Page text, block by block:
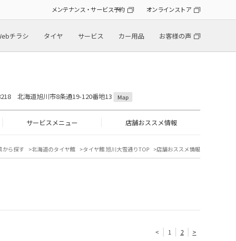
メンテナンス・サービス予約 オンラインストア
チラシ タイヤ サービス カー用品 お客様の声
北海道旭川市8条通19-120番地13 Map
サービスメニュー 店舗おススメ情報
から探す 北海道のタイヤ館 タイヤ館 旭川大雪通りTOP 店舗おススメ情報
< 1 2 >